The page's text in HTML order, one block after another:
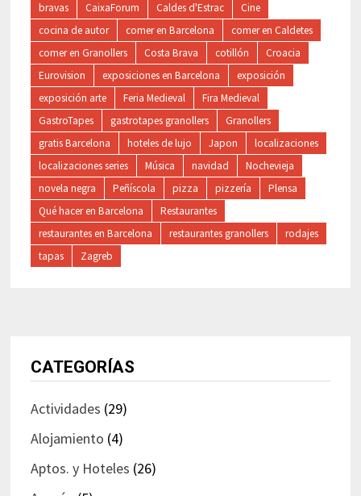
bravas CaixaForum Caldes d'Estrac
Cine
cocina de autor
comer en Barcelona
comer en Caldetes
comer en Granollers
Costa Brava cotillón
Croacia
Eurovision
exposiciones en Barcelona
exposición
exposición arte
Feria Medieval
Fira Medieval
GastroTapes
gastrotapes granollers
Granollers
gratis Barcelona
hoteles de lujo Japon
localizaciones
localizaciones series
Música navidad
Nochevieja
novela negra
Peñíscola pizza pizzería
Plensa
Qué hacer en Barcelona
Restaurantes
restaurantes en Barcelona
restaurantes granollers
rodajes
tapas
Zagreb
CATEGORÍAS
Actividades (29)
Alojamiento (4)
Aptos. y Hoteles (26)